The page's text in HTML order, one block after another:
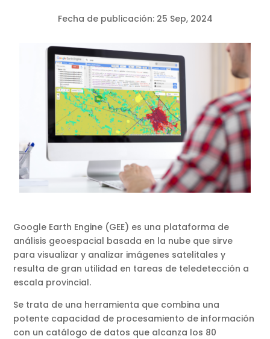
Fecha de publicación: 25 Sep, 2024
Google Earth Engine (GEE) es una plataforma de
análisis geoespacial basada en la nube que sirve
para visualizar y analizar imágenes satelitales y
resulta de gran utilidad en tareas de teledetección a
escala provincial.
Se trata de una herramienta que combina una
potente capacidad de procesamiento de información
con un catálogo de datos que alcanza los 80